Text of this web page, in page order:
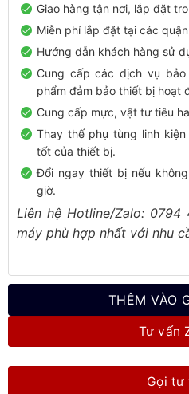
Giao hàng tận nơi, lắp đặt
Miễn phí lắp đặt tại các
Hướng dẫn khách hàng sử
Cung cấp các dịch vụ
phẩm đảm bảo thiết bị hoạt
Cung cấp mực, vật tư tiêu
Thay thế phụ tùng linh
tốt của thiết bị.
Đổi ngay thiết bị nếu
giờ.
Liên hệ Hotline/Zalo:
máy phù hợp nhất với nhu
THÊM VÀO
Tư vấn
Gọi tư